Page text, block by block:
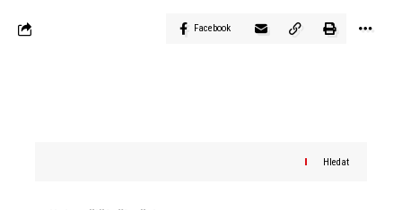
Facebook
Hledat